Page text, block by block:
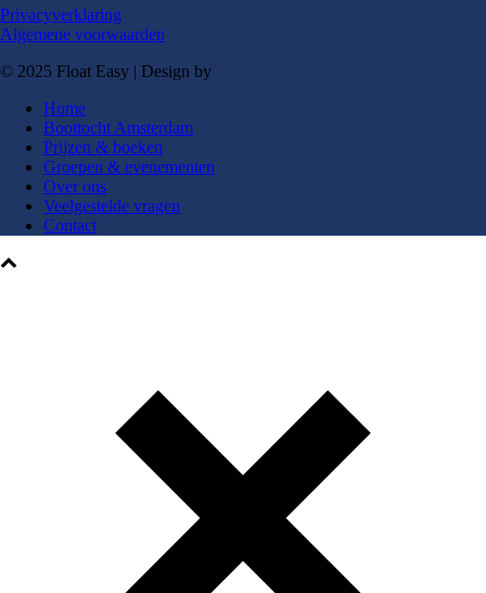
Privacyverklaring
Algemene voorwaarden
© 2025 Float Easy | Design by
Home
Boottocht Amsterdam
Prijzen & boeken
Groepen & evenementen
Over ons
Veelgestelde vragen
Contact